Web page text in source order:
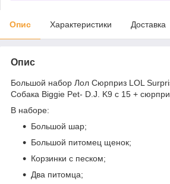
Опис Характеристики Доставка
Опис
Большой набор Лол Сюрприз LOL
Собака Biggie Pet- D.J. K9 с 15 +
В наборе:
Большой шар;
Большой питомец щенок;
Корзинки с песком;
Два питомца;